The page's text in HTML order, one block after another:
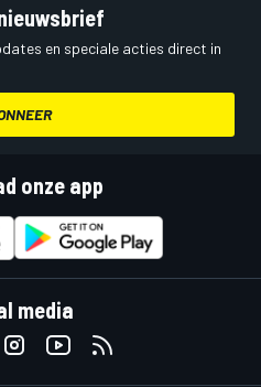
en speciale acties direct in
onze app
media